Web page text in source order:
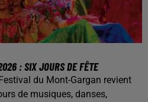
: SIX JOURS DE FÊTE
du Mont-Gargan revient
de musiques, danses,